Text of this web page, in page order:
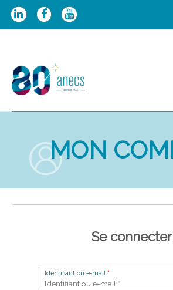
Aller
MON
Se connecter
Identifiant ou e-mail *